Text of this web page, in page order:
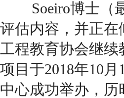
Soeiro博士（最
评估内容，并正
工程教育协会继
项目于2018年10
中心成功举办，历